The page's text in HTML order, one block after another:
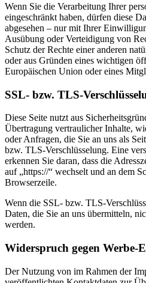
Wenn Sie die Verarbeitung Ihrer
eingeschränkt haben, dürfen diese
abgesehen – nur mit Ihrer
Ausübung oder Verteidigung von
Schutz der Rechte einer anderen
oder aus Gründen eines wichtigen
Europäischen Union oder eines
SSL- bzw. TLS-
Diese Seite nutzt aus
Übertragung vertraulicher Inhalte,
oder Anfragen, die Sie an uns als
bzw. TLS-Verschlüsselung. Eine
erkennen Sie daran, dass die
auf „https://“ wechselt und an dem
Browserzeile.
Wenn die SSL- bzw. TLS-
Daten, die Sie an uns übermitteln,
werden.
Widerspruch gegen Werbe-
Der Nutzung von im Rahmen der